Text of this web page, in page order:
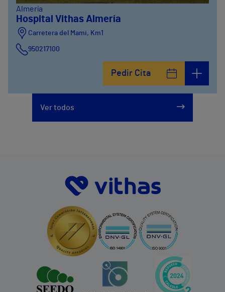
Almería
Hospital Vithas Almería
Carretera del Mami, Km1
950217100
Pedir Cita
Ver todos